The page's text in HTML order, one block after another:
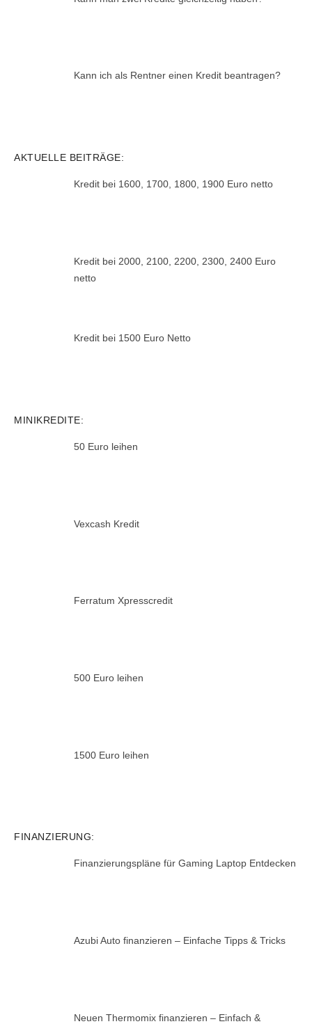
Kann ich als Rentner einen Kredit beantragen?
AKTUELLE BEITRÄGE:
Kredit bei 1600, 1700, 1800, 1900 Euro netto
Kredit bei 2000, 2100, 2200, 2300, 2400 Euro
netto
Kredit bei 1500 Euro Netto
MINIKREDITE:
50 Euro leihen
Vexcash Kredit
Ferratum Xpresscredit
500 Euro leihen
1500 Euro leihen
FINANZIERUNG:
Finanzierungspläne für Gaming Laptop Entdecken
Azubi Auto finanzieren – Einfache Tipps & Tricks
Neuen Thermomix finanzieren – Einfach &